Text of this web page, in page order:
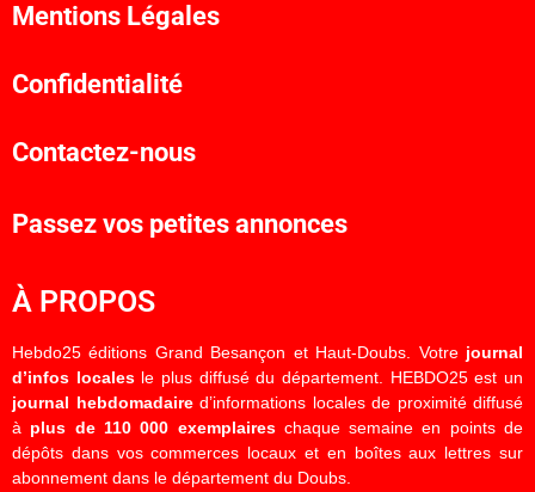
Mentions Légales
Confidentialité
Contactez-nous
Passez vos petites annonces
À PROPOS
Hebdo25 éditions Grand Besançon et Haut-Doubs. Votre journal
d’infos localesle plus diffusé du département. HEBDO25 est un
journal hebdomadaired’informations locales de proximité diffusé
à plus de 110 000 exemplaireschaque semaine en points de
dépôts dans vos commerces locaux et en boîtes aux lettres sur
abonnement dans le département du Doubs.